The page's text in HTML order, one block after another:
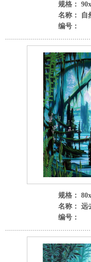
规格：
名称： 自
编号：
规格：
名称： 远
编号：